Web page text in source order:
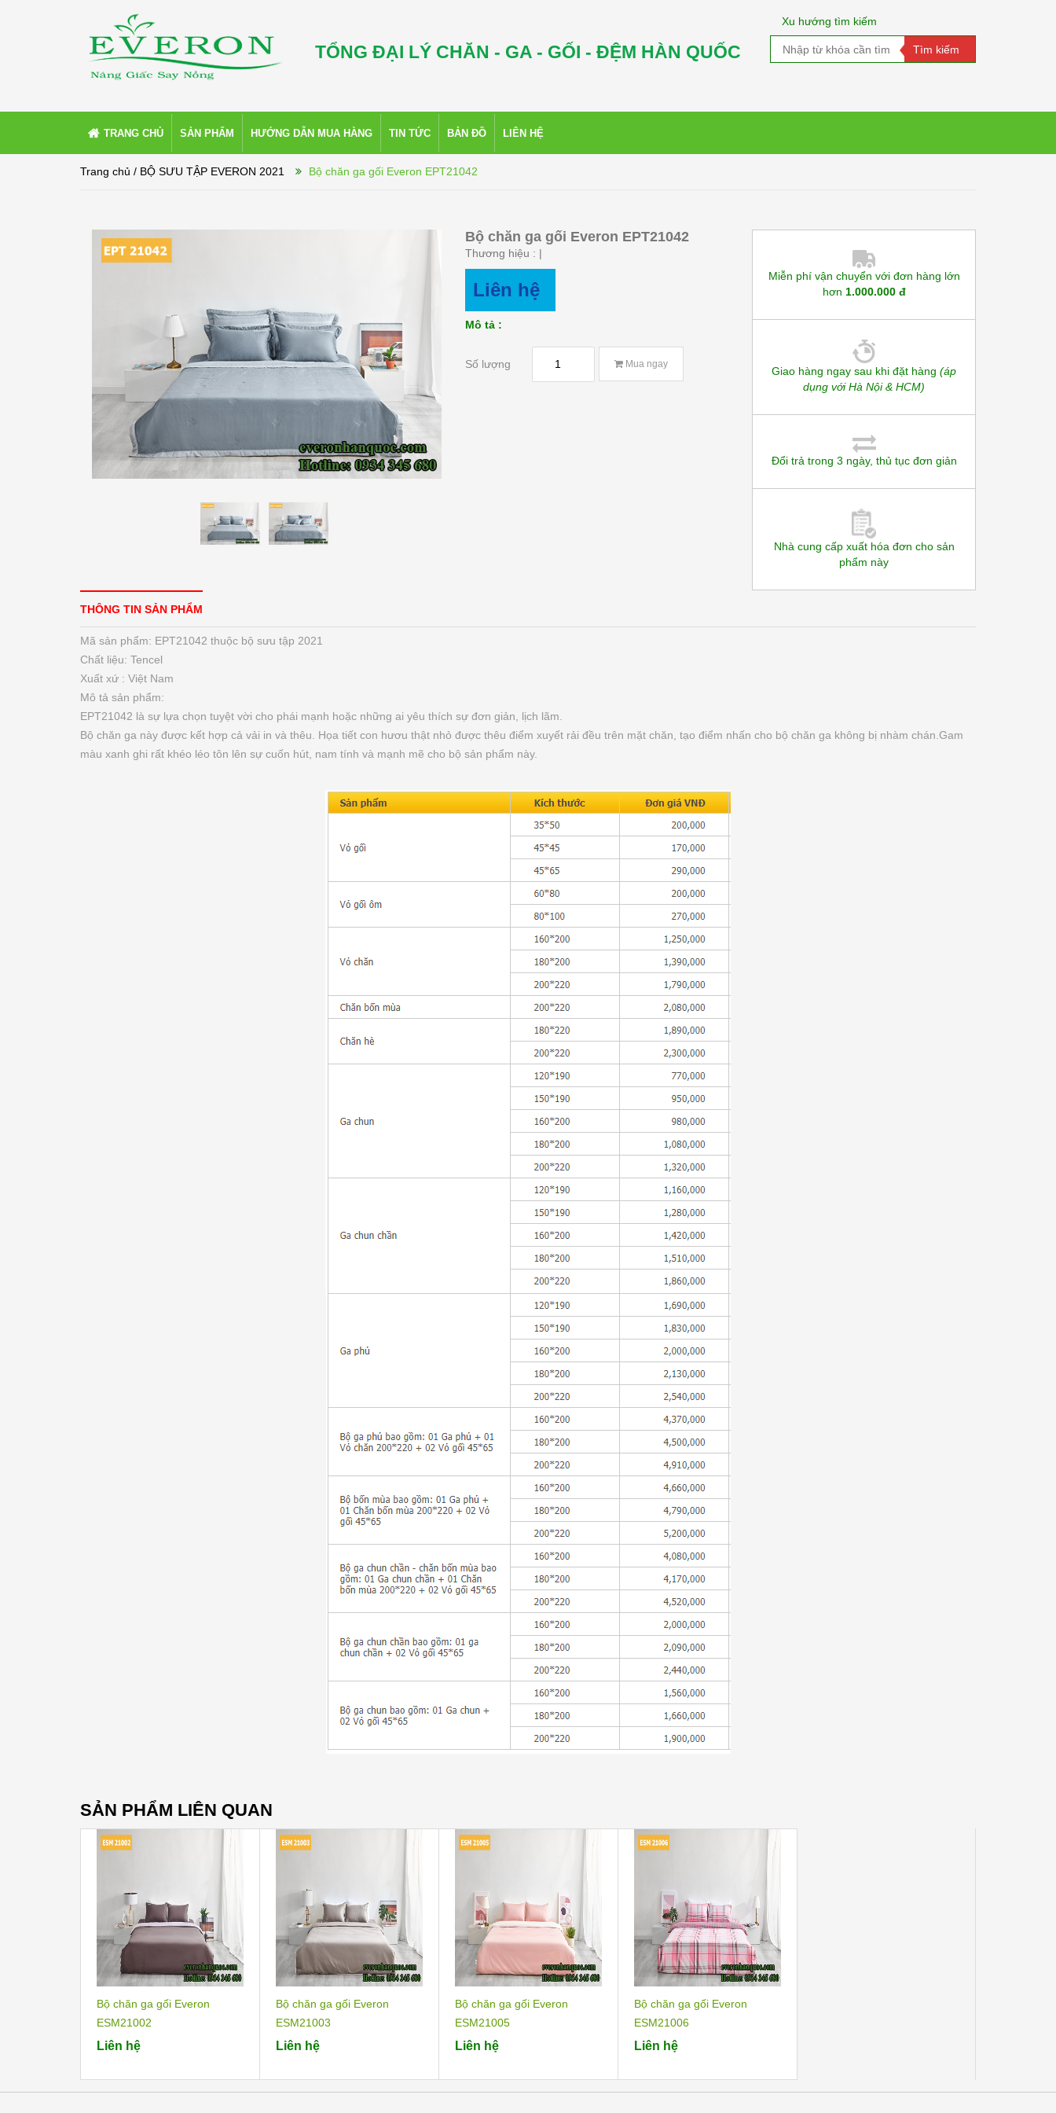
TỔNG ĐẠI LÝ CHĂN - GA - GỐI - ĐỆM HÀN QUỐC
Xu hướng tìm kiếm
TRANG CHỦ SẢN PHẨM HƯỚNG DẪN MUA HÀNG TIN TỨC BẢN ĐỒ LIÊN HỆ
Trang chủ / BỘ SƯU TẬP EVERON 2021 Bộ chăn ga gối Everon EPT21042
Bộ chăn ga gối Everon EPT21042
Thương hiệu : |
Liên hệ
Mô tả :
Số lượng Mua ngay
Miễn phí vận chuyển với đơn hàng lớn
hơn 1.000.000 đ
Giao hàng ngay sau khi đặt hàng (áp
dụng với Hà Nội & HCM)
Đổi trả trong 3 ngày, thủ tục đơn giản
Nhà cung cấp xuất hóa đơn cho sản
phẩm này
THÔNG TIN SẢN PHẨM
Mã sản phẩm: EPT21042 thuộc bộ sưu tập 2021
Chất liệu: Tencel
Xuất xứ : Việt Nam
Mô tả sản phẩm:
EPT21042 là sự lựa chọn tuyệt vời cho phái mạnh hoặc những ai yêu thích sự đơn giản, lịch lãm.
Bộ chăn ga này được kết hợp cả vải in và thêu. Họa tiết con hươu thật nhỏ được thêu điểm xuyết rải đều trên mặt chăn, tạo điểm nhấn cho bộ chăn ga không bị nhàm chán.Gam
màu xanh ghi rất khéo léo tôn lên sự cuốn hút, nam tính và mạnh mẽ cho bộ sản phẩm này.
SẢN PHẨM LIÊN QUAN
Bộ chăn ga gối Everon
ESM21002
Liên hệ
Bộ chăn ga gối Everon
ESM21003
Liên hệ
Bộ chăn ga gối Everon
ESM21005
Liên hệ
Bộ chăn ga gối Everon
ESM21006
Liên hệ